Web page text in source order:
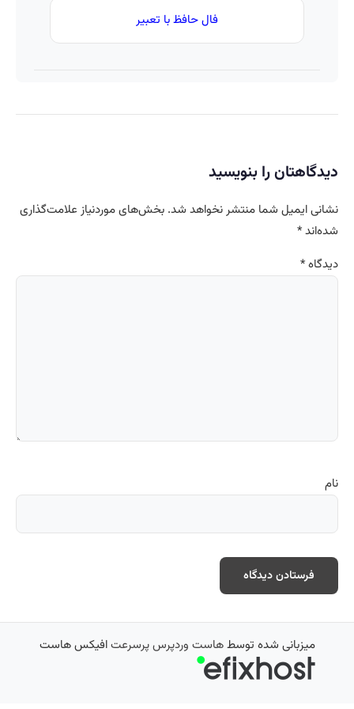
فال حافظ با تعبیر
دیدگاهتان را بنویسید
نشانی ایمیل شما منتشر نخواهد شد. بخش‌های موردنیاز علامت‌گذاری
شده‌اند*
دیدگاه*
نام
میزبانی شده توسطهاست وردپرس پرسرعتافیکس هاست